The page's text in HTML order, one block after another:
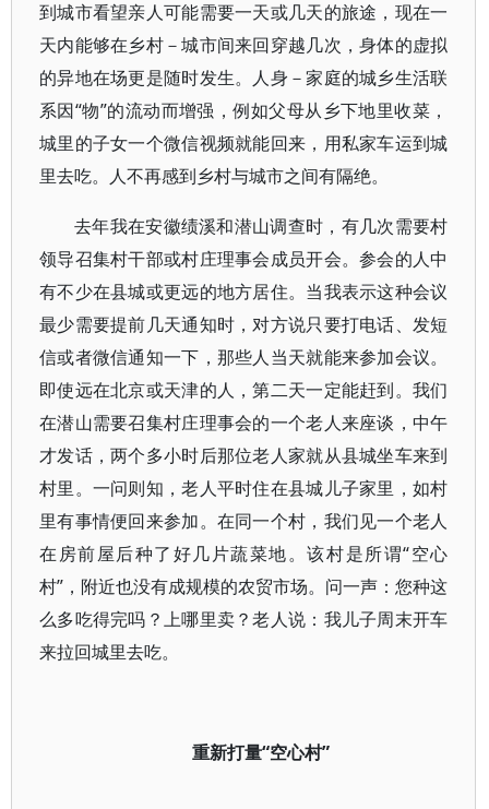
到城市看望亲人可能需要一天或几天的旅途，现在一
天内能够在乡村－城市间来回穿越几次，身体的虚拟
的异地在场更是随时发生。人身－家庭的城乡生活联
系因“物”的流动而增强，例如父母从乡下地里收菜，
城里的子女一个微信视频就能回来，用私家车运到城
里去吃。人不再感到乡村与城市之间有隔绝。
去年我在安徽绩溪和潜山调查时，有几次需要村
领导召集村干部或村庄理事会成员开会。参会的人中
有不少在县城或更远的地方居住。当我表示这种会议
最少需要提前几天通知时，对方说只要打电话、发短
信或者微信通知一下，那些人当天就能来参加会议。
即使远在北京或天津的人，第二天一定能赶到。我们
在潜山需要召集村庄理事会的一个老人来座谈，中午
才发话，两个多小时后那位老人家就从县城坐车来到
村里。一问则知，老人平时住在县城儿子家里，如村
里有事情便回来参加。在同一个村，我们见一个老人
在房前屋后种了好几片蔬菜地。该村是所谓“空心
村”，附近也没有成规模的农贸市场。问一声：您种这
么多吃得完吗？上哪里卖？老人说：我儿子周末开车
来拉回城里去吃。
重新打量“空心村”